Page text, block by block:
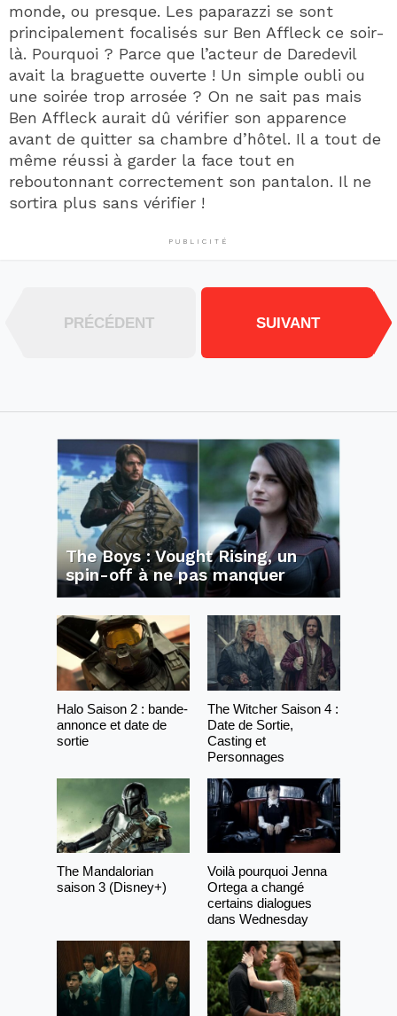
monde, ou presque. Les paparazzi se sont
principalement focalisés sur Ben Affleck ce soir-
là. Pourquoi ? Parce que l’acteur de Daredevil
avait la braguette ouverte ! Un simple oubli ou
une soirée trop arrosée ? On ne sait pas mais
Ben Affleck aurait dû vérifier son apparence
avant de quitter sa chambre d’hôtel. Il a tout de
même réussi à garder la face tout en
reboutonnant correctement son pantalon. Il ne
sortira plus sans vérifier !
PUBLICITÉ
PRÉCÉDENT SUIVANT
The Boys : Vought Rising, un
spin-off à ne pas manquer
Halo Saison 2 : bande-
annonce et date de
sortie
The Witcher Saison 4 :
Date de Sortie,
Casting et
Personnages
The Mandalorian
saison 3 (Disney+)
Voilà pourquoi Jenna
Ortega a changé
certains dialogues
dans Wednesday